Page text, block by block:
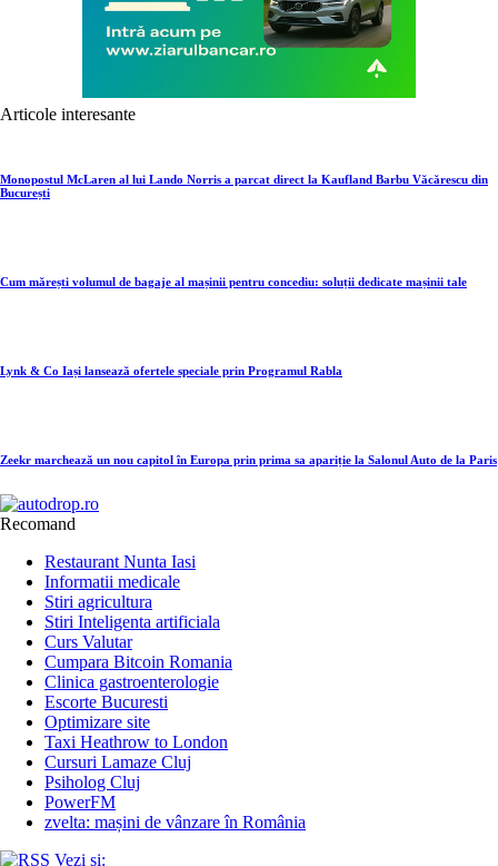
Articole interesante
Monopostul McLaren al lui Lando Norris a parcat direct la Kaufland Barbu Văcărescu din
București
Cum mărești volumul de bagaje al mașinii pentru concediu: soluții dedicate mașinii tale
Lynk & Co Iași lansează ofertele speciale prin Programul Rabla
Zeekr marchează un nou capitol în Europa prin prima sa apariție la Salonul Auto de la Paris
Recomand
Restaurant Nunta Iasi
Informatii medicale
Stiri agricultura
Stiri Inteligenta artificiala
Curs Valutar
Cumpara Bitcoin Romania
Clinica gastroenterologie
Escorte Bucuresti
Optimizare site
Taxi Heathrow to London
Cursuri Lamaze Cluj
Psiholog Cluj
PowerFM
zvelta: mașini de vânzare în România
Vezi și: